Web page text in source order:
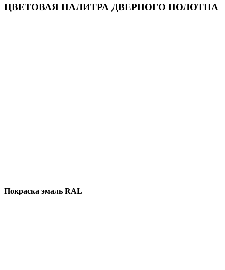
ЦВЕТОВАЯ ПАЛИТРА ДВЕРНОГО ПОЛОТНА
Покраска эмаль RAL